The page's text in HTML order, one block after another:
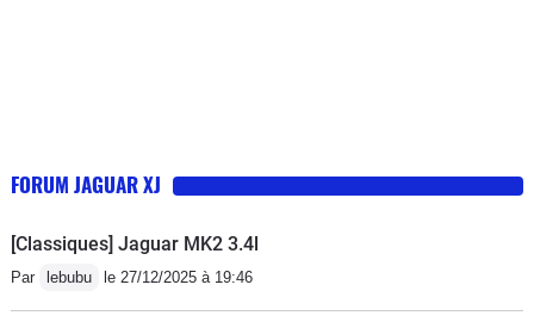
FORUM JAGUAR XJ
[Classiques] Jaguar MK2 3.4l
Par lebubu le 27/12/2025 à 19:46